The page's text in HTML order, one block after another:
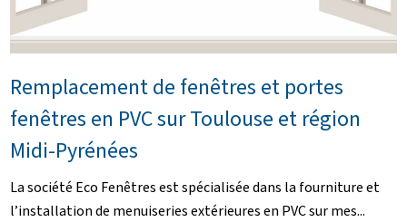
Remplacement de fenêtres et portes
fenêtres en PVC sur Toulouse et région
Midi-Pyrénées
La société Eco Fenêtres est spécialisée dans la fourniture et
l’installation de menuiseries extérieures en PVC sur mes...